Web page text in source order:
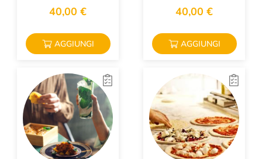
40,00 €
AGGIUNGI
40,00 €
AGGIUNGI